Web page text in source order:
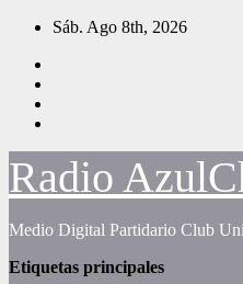
Saltar
contenido
Sáb. Ago 8th, 2026
Radio
Medio Digital Partidario Club
Etiquetas principales